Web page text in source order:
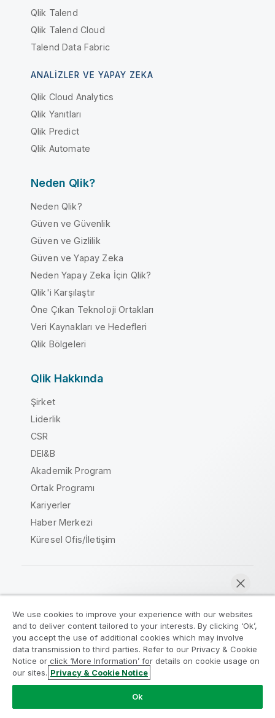
Şimdi sohbet et
Qlik Talend
Qlik Talend Cloud
Talend Data Fabric
ANALIZLER VE YAPAY ZEKA
Qlik Cloud Analytics
Qlik Yanıtları
Qlik Predict
Qlik Automate
Neden Qlik?
Neden Qlik?
Güven ve Güvenlik
Güven ve Gizlilik
Güven ve Yapay Zeka
Neden Yapay Zeka İçin Qlik?
Qlik'i Karşılaştır
Öne Çıkan Teknoloji Ortakları
Veri Kaynakları ve Hedefleri
Qlik Bölgeleri
Qlik Hakkında
Şirket
Liderlik
CSR
DEI&B
Akademik Program
Ortak Programı
Kariyerler
Haber Merkezi
Küresel Ofis/İletişim
Yasal sözleşmeler
Ürün Koşulları
Legal Policies
Legal Policies
Kullanım koşulları
Ticari markalar
Do Not Share My Info
Telif Hakkı © 1993-2026 QlikTech International AB. Tüm
We use cookies to improve your experience with our websites
and to deliver content tailored to your interests. By clicking ‘Ok’,
you accept the use of additional cookies which may involve
data transmission to third parties. Refer to our Privacy & Cookie
Notice or click ‘More Information’ for details on cookie usage on
our sites. Privacy & Cookie Notice
Ok